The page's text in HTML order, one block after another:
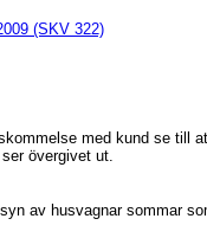
(SKV 322)
med kund se till
övergivet ut.
av husvagnar sommar